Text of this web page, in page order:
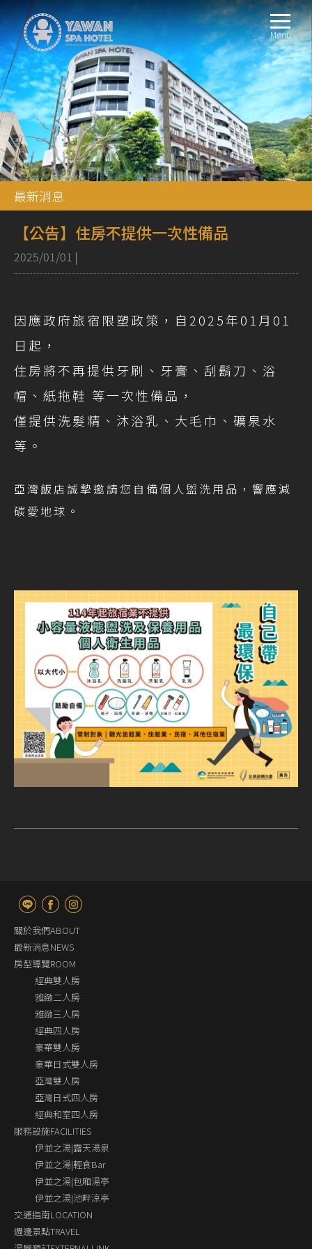
Menu
最新消息
【公告】住房不提供一次性備品
2025/01/01 |
因應政府旅宿限塑政策，自2025年01月01
日起，
住房將不再提供牙刷、牙膏、刮鬍刀、浴
帽、紙拖鞋 等一次性備品，
僅提供洗髮精、沐浴乳、大毛巾、礦泉水
等。
亞灣飯店誠摯邀請您自備個人盥洗用品，響應減
碳愛地球。
關於我們ABOUT
最新消息NEWS
房型導覽ROOM
經典雙人房
雅緻二人房
雅緻三人房
經典四人房
豪華雙人房
豪華日式雙人房
亞灣雙人房
亞灣日式四人房
經典和室四人房
服務設施FACILITIES
伊並之湯|露天湯泉
伊並之湯|輕食Bar
伊並之湯|包廂湯亭
伊並之湯|池畔涼亭
交通指南LOCATION
週邊景點TRAVEL